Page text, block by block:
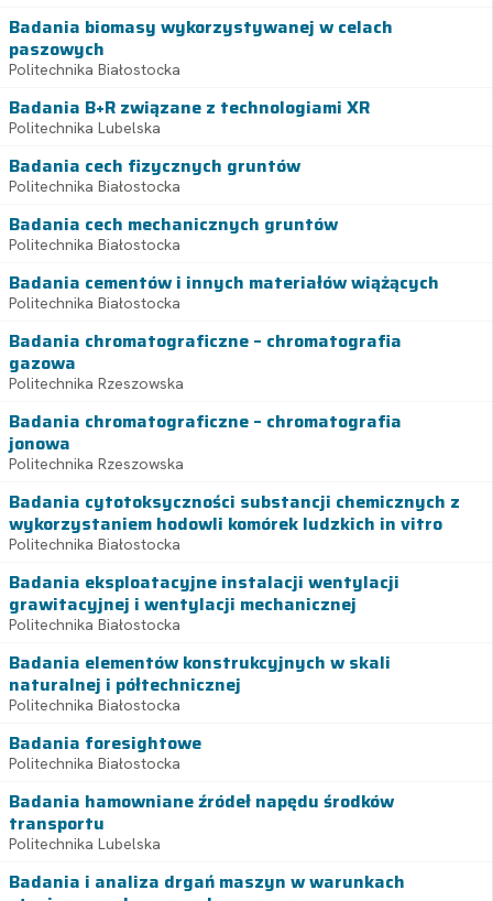
Badania biomasy wykorzystywanej w celach
paszowych
Politechnika Białostocka
Badania B+R związane z technologiami XR
Politechnika Lubelska
Badania cech fizycznych gruntów
Politechnika Białostocka
Badania cech mechanicznych gruntów
Politechnika Białostocka
Badania cementów i innych materiałów wiążących
Politechnika Białostocka
Badania chromatograficzne – chromatografia
gazowa
Politechnika Rzeszowska
Badania chromatograficzne – chromatografia
jonowa
Politechnika Rzeszowska
Badania cytotoksyczności substancji chemicznych z
wykorzystaniem hodowli komórek ludzkich in vitro
Politechnika Białostocka
Badania eksploatacyjne instalacji wentylacji
grawitacyjnej i wentylacji mechanicznej
Politechnika Białostocka
Badania elementów konstrukcyjnych w skali
naturalnej i półtechnicznej
Politechnika Białostocka
Badania foresightowe
Politechnika Białostocka
Badania hamowniane źródeł napędu środków
transportu
Politechnika Lubelska
Badania i analiza drgań maszyn w warunkach